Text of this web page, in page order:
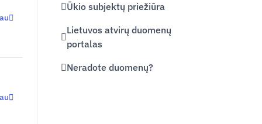
Ūkio subjektų priežiūra
Lietuvos atvirų duomenų
portalas
Neradote duomenų?